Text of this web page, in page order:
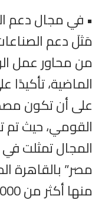
• في مجال دعم
مَثلَ دعم
من محاور عمل
الماضية، تأكيدًا
على أن تكون
المجال تمثلت في
مصر” بالقاهرة